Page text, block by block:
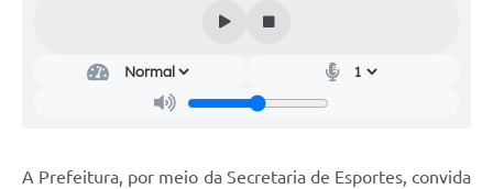
Cemitérios
A Prefeitura, por meio da Secretaria de Esportes, convida